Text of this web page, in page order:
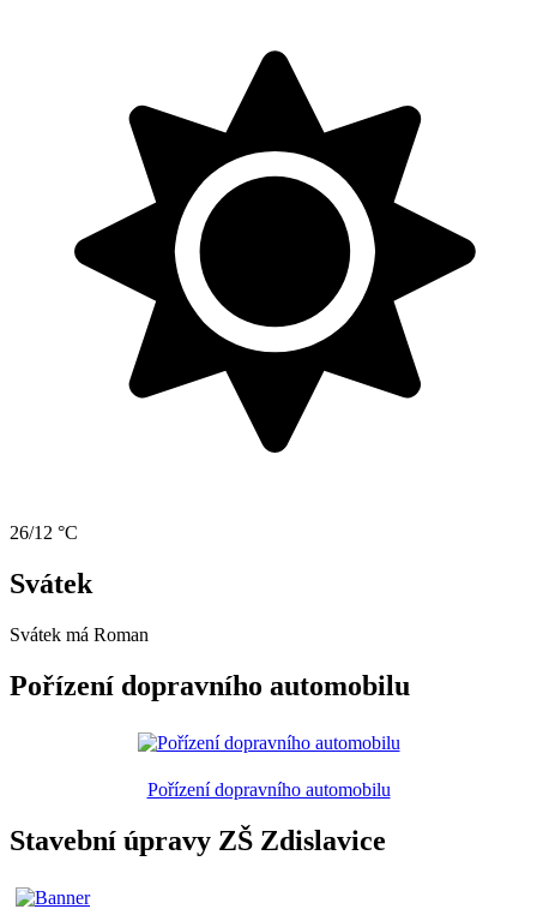
26/12 °C
Svátek
Svátek má Roman
Pořízení dopravního automobilu
Pořízení dopravního automobilu
Stavební úpravy ZŠ Zdislavice